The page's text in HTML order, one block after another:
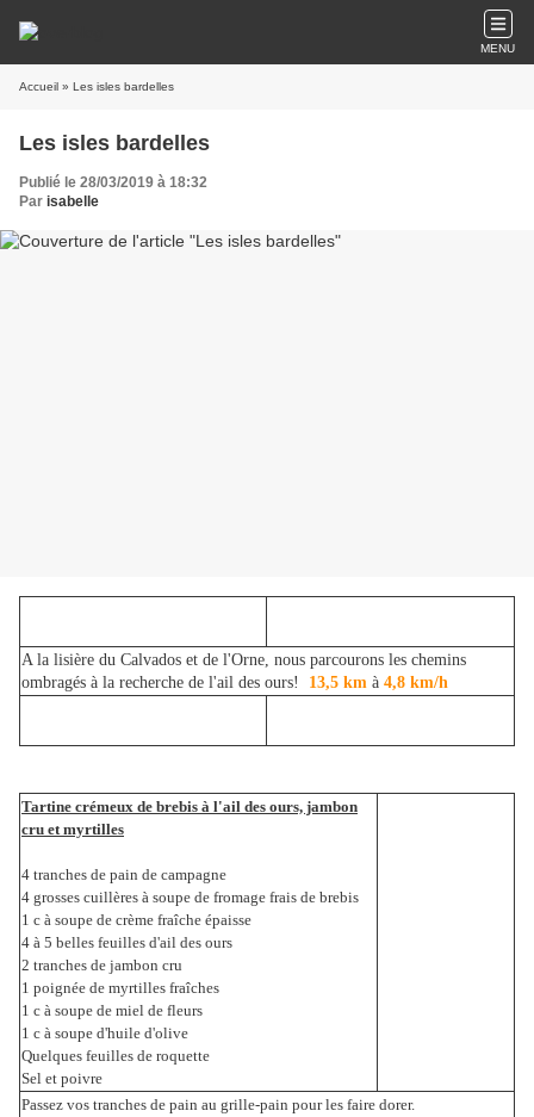
MENU
Accueil » Les isles bardelles
Les isles bardelles
Publié le 28/03/2019 à 18:32
Par isabelle
A la lisière du Calvados et de l'Orne, nous parcourons les chemins
ombragés à la recherche de l'ail des ours! 13,5 km à 4,8 km/h
Tartine crémeux de brebis à l'ail des ours, jambon
cru et myrtilles
4 tranches de pain de campagne
4 grosses cuillères à soupe de fromage frais de brebis
1 c à soupe de crème fraîche épaisse
4 à 5 belles feuilles d'ail des ours
2 tranches de jambon cru
1 poignée de myrtilles fraîches
1 c à soupe de miel de fleurs
1 c à soupe d'huile d'olive
Quelques feuilles de roquette
Sel et poivre
Passez vos tranches de pain au grille-pain pour les faire dorer.